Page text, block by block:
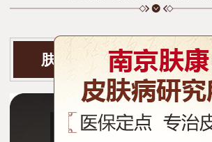
肤康门诊医生